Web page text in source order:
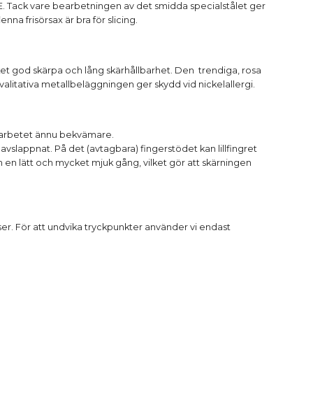
Tack vare bearbetningen av det smidda specialstålet ger
frisörsax är bra för slicing.
god skärpa och lång skärhållbarhet. Den trendiga, rosa
metallbeläggningen ger skydd vid nickelallergi.
ännu bekvämare.
På det (avtagbara) fingerstödet kan lillfingret
en lätt och mycket mjuk gång, vilket gör att skärningen
För att undvika tryckpunkter använder vi endast